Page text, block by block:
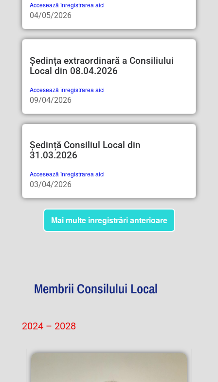
Accesează înregistrarea aici
04/05/2026
Ședința extraordinară a Consiliului
Local din 08.04.2026
Accesează înregistrarea aici
09/04/2026
Ședință Consiliul Local din
31.03.2026
Accesează înregistrarea aici
03/04/2026
Mai multe înregistrări anterioare
Membrii Consilului Local
2024 – 2028